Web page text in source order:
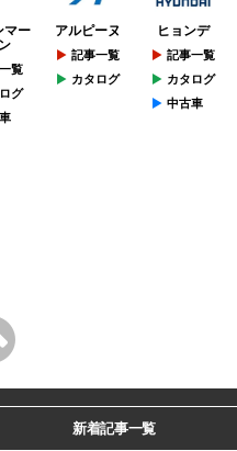
マー
覧
グ
アルピーヌ
記事一覧
カタログ
ヒョンデ
記事一覧
カタログ
中古車
新着記事一覧